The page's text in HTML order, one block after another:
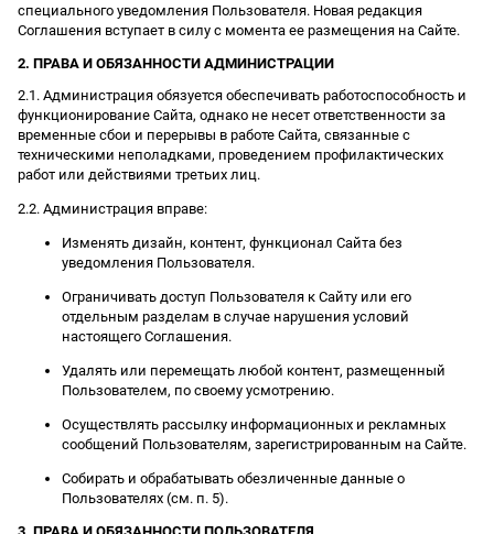
специального уведомления Пользователя. Новая редакция
Соглашения вступает в силу с момента ее размещения на Сайте.
2. ПРАВА И ОБЯЗАННОСТИ АДМИНИСТРАЦИИ
2.1. Администрация обязуется обеспечивать работоспособность и
функционирование Сайта, однако не несет ответственности за
временные сбои и перерывы в работе Сайта, связанные с
техническими неполадками, проведением профилактических
работ или действиями третьих лиц.
2.2. Администрация вправе:
Изменять дизайн, контент, функционал Сайта без
уведомления Пользователя.
Ограничивать доступ Пользователя к Сайту или его
отдельным разделам в случае нарушения условий
настоящего Соглашения.
Удалять или перемещать любой контент, размещенный
Пользователем, по своему усмотрению.
Осуществлять рассылку информационных и рекламных
сообщений Пользователям, зарегистрированным на Сайте.
Собирать и обрабатывать обезличенные данные о
Пользователях (см. п. 5).